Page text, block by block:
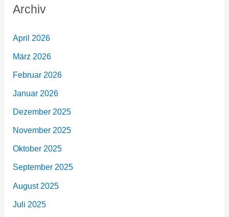
Archiv
April 2026
März 2026
Februar 2026
Januar 2026
Dezember 2025
November 2025
Oktober 2025
September 2025
August 2025
Juli 2025